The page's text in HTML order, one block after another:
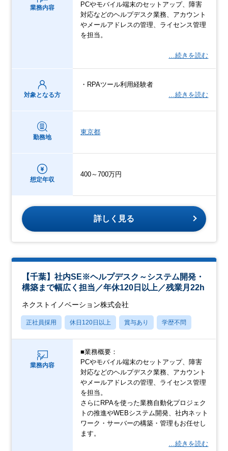
業務内容
PCやモバイル端末のセットアップ、障害
対応などのヘルプデスク業務、アカウント
やメールアドレスの管理、ライセンス管理
を担当。
…続きを読む
対象となる方
・RPAツール利用経験者
…続きを読む
勤務地
東京都
想定年収
400～700万円
詳しく見る
【千葉】社内SE※ヘルプデスク～システム開発・
構築まで幅広く担当／年休120日以上／残業月22h
ネクストイノベーション株式会社
正社員採用 休日120日以上 賞与あり 学歴不問
業務内容
■業務概要：
PCやモバイル端末のセットアップ、障害
対応などのヘルプデスク業務、アカウント
やメールアドレスの管理、ライセンス管理
を担当。
さらにRPAを使った業務自動化プロジェク
トの推進やWEBシステム開発、社内ネット
ワーク・サーバーの構築・管理もお任せし
ます。
…続きを読む